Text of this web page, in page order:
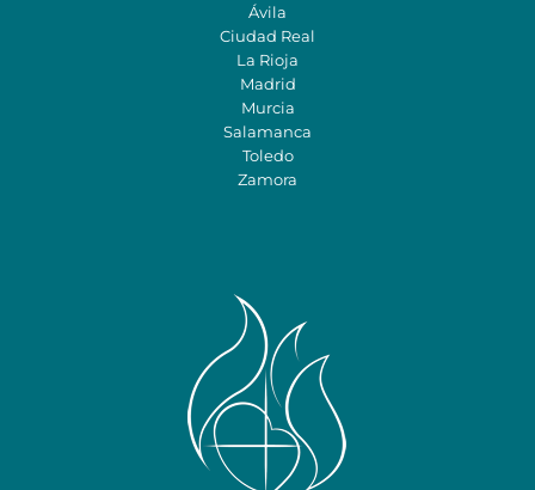
Ávila
Ciudad Real
La Rioja
Madrid
Murcia
Salamanca
Toledo
Zamora